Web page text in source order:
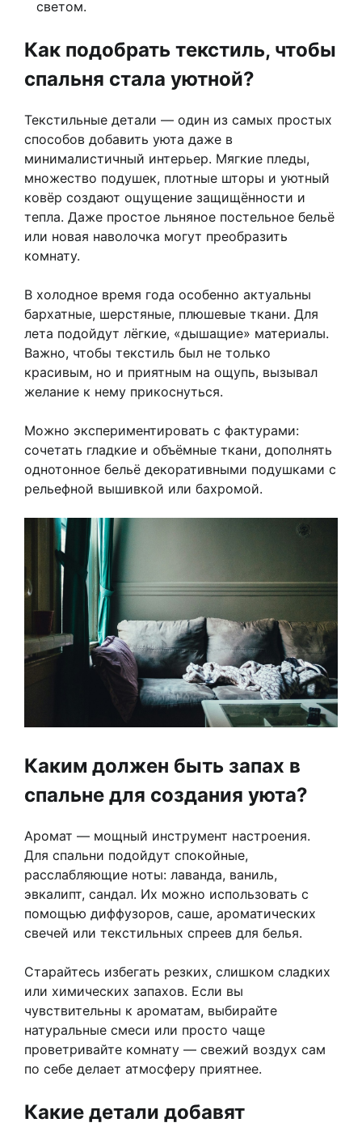
светом.
Как подобрать текстиль, чтобы
спальня стала уютной?
Текстильные детали — один из самых простых
способов добавить уюта даже в
минималистичный интерьер. Мягкие пледы,
множество подушек, плотные шторы и уютный
ковёр создают ощущение защищённости и
тепла. Даже простое льняное постельное бельё
или новая наволочка могут преобразить
комнату.
В холодное время года особенно актуальны
бархатные, шерстяные, плюшевые ткани. Для
лета подойдут лёгкие, «дышащие» материалы.
Важно, чтобы текстиль был не только
красивым, но и приятным на ощупь, вызывал
желание к нему прикоснуться.
Можно экспериментировать с фактурами:
сочетать гладкие и объёмные ткани, дополнять
однотонное бельё декоративными подушками с
рельефной вышивкой или бахромой.
Каким должен быть запах в
спальне для создания уюта?
Аромат — мощный инструмент настроения.
Для спальни подойдут спокойные,
расслабляющие ноты: лаванда, ваниль,
эвкалипт, сандал. Их можно использовать с
помощью диффузоров, саше, ароматических
свечей или текстильных спреев для белья.
Старайтесь избегать резких, слишком сладких
или химических запахов. Если вы
чувствительны к ароматам, выбирайте
натуральные смеси или просто чаще
проветривайте комнату — свежий воздух сам
по себе делает атмосферу приятнее.
Какие детали добавят